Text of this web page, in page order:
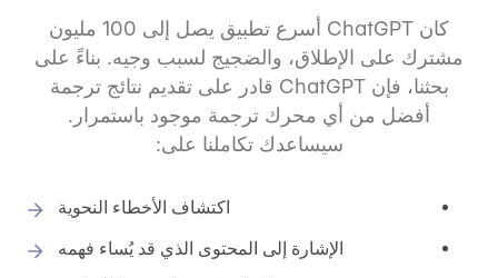
كان ChatGPT أسرع تطبيق يصل إلى 100 مليون
مشترك على الإطلاق، والضجيج لسبب وجيه. بناءً على
بحثنا، فإن ChatGPT قادر على تقديم نتائج ترجمة
أفضل من أي محرك ترجمة موجود باستمرار.
سيساعدك تكاملنا على:
اكتشاف الأخطاء النحوية
الإشارة إلى المحتوى الذي قد يُساء فهمه